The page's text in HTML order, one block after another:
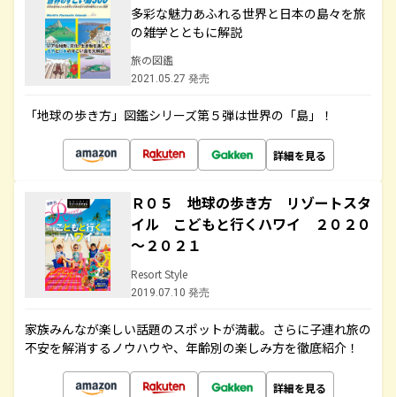
多彩な魅力あふれる世界と日本の島々を旅
の雑学とともに解説
旅の図鑑
2021.05.27 発売
「地球の歩き方」図鑑シリーズ第５弾は世界の「島」！
詳細を見る
Ｒ０５ 地球の歩き方 リゾートスタ
イル こどもと行くハワイ ２０２０
～２０２１
Resort Style
2019.07.10 発売
家族みんなが楽しい話題のスポットが満載。さらに子連れ旅の
不安を解消するノウハウや、年齢別の楽しみ方を徹底紹介！
詳細を見る